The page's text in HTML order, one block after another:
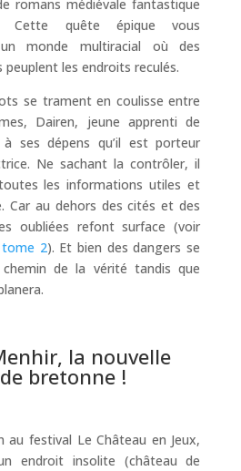
romans médiévale fantastique
Cette quête épique vous
monde multiracial où des
les endroits reculés.
se trament en coulisse entre
Dairen, jeune apprenti de
à ses dépens qu’il est porteur
Ne sachant la contrôler, il
les informations utiles et
Car au dehors des cités et des
oubliées refont surface (voir
tome 2). Et bien des dangers se
de la vérité tandis que
la nouvelle
bretonne !
au festival Le Château en Jeux,
endroit insolite (château de